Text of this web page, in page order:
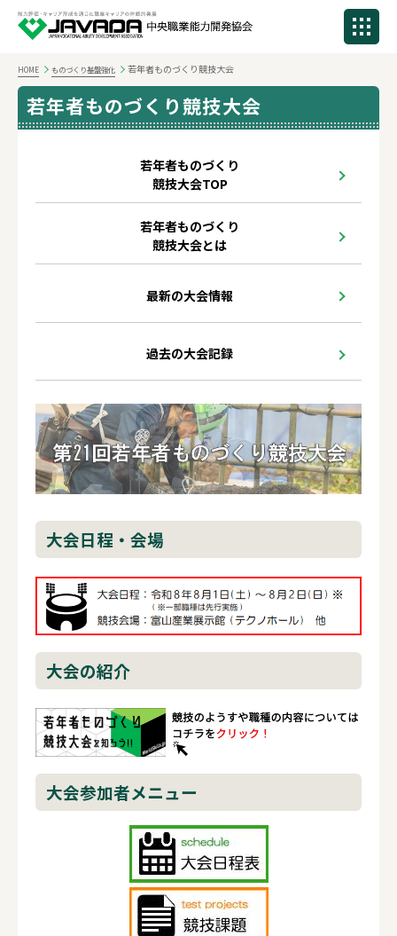
HOME ものづくり基盤強化 若年者ものづくり競技大会
若年者ものづくり競技大会
若年者ものづくり
競技大会TOP
若年者ものづくり
競技大会とは
最新の大会情報
過去の大会記録
大会日程・会場
大会の紹介
大会参加者メニュー